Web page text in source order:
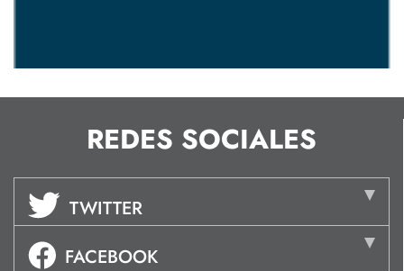
REDES SOCIALES
TWITTER
FACEBOOK